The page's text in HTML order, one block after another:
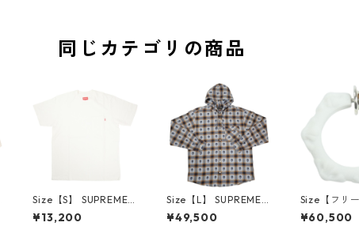
同じカテゴリの商品
Size【S】 SUPREME
シュプリーム S/S Poc
ket Tee White Tシャ
¥13,200
Size【L】 SUPREME
シュプリーム ×Numbe
r (N)ine 25FW Hoode
¥49,500
Size【フリ
ME HEARTS
ハーツ CH
¥60,500